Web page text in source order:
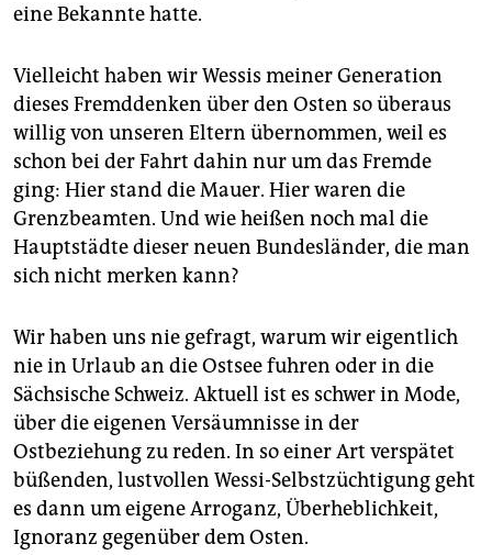
eine Bekannte hatte.
Vielleicht haben wir Wessis meiner Generation
dieses Fremddenken über den Osten so überaus
willig von unseren Eltern übernommen, weil es
schon bei der Fahrt dahin nur um das Fremde
ging: Hier stand die Mauer. Hier waren die
Grenzbeamten. Und wie heißen noch mal die
Hauptstädte dieser neuen Bundesländer, die man
sich nicht merken kann?
Wir haben uns nie gefragt, warum wir eigentlich
nie in Urlaub an die Ostsee fuhren oder in die
Sächsische Schweiz. Aktuell ist es schwer in Mode,
über die eigenen Versäumnisse in der
Ostbeziehung zu reden. In so einer Art verspätet
büßenden, lustvollen Wessi-Selbstzüchtigung geht
es dann um eigene Arroganz, Überheblichkeit,
Ignoranz gegenüber dem Osten.